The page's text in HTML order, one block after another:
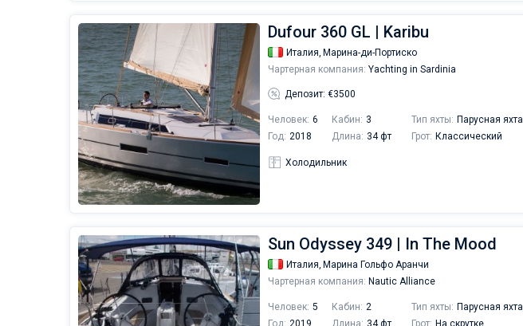
Dufour 360 GL | Karibu
Италия, Марина-ди-Портиско
Чартерная компания: Yachting in Sardinia
Депозит: €3500
Человек: 6 Кабин: 3 Тип яхты: Парусная яхта
Год: 2018 Длина: 34 фт Грот: Классический
Холодильник
Sun Odyssey 349 | In The Mood
Италия, Марина Гольфо Аранчи
Чартерная компания: Nautic Alliance
Человек: 5 Кабин: 2 Тип яхты: Парусная яхта
Год: 2019 Длина: 34 фт Грот: На скрутке